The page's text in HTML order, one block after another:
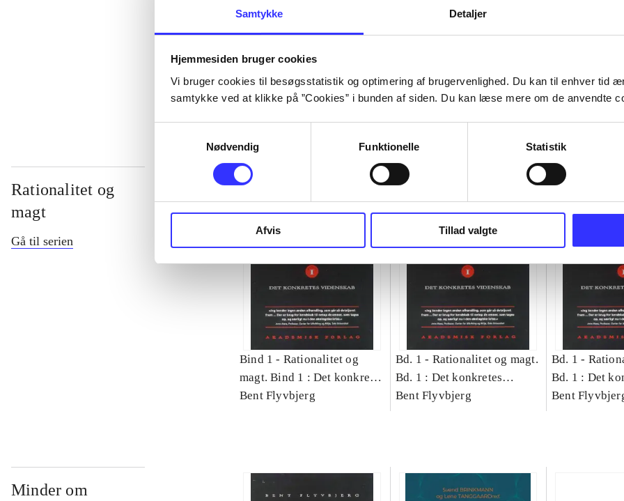
Samtykke Detaljer
Hjemmesiden bruger cookies
Vi bruger cookies til besøgsstatistik og optimering af brugervenlighed. Du kan til enhver tid
samtykke ved at klikke på ”Cookies” i bunden af siden. Du kan læse mere om de anvendte
Nødvendig
Funktionelle Statistik
Afvis Tillad valgte
...
...
Rationalitet og
magt
Gå til serien
Bind 1 - Rationalitet og
magt. Bind 1 : Det konkretes
videnskab
Bent Flyvbjerg
Bd. 1 - Rationalitet og magt.
Bd. 1 : Det konkretes
videnskab
Bent Flyvbjerg
Bd. 1 -
Bd. 1 : Det
videnskab
Bent
Minder om